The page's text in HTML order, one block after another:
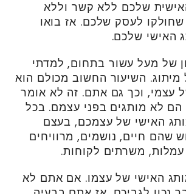
שלכם ללא קשר וללא
לעסק שלכם. אז בואו
האישי שלכם.
של מעל עשור בתחום, למדתי
השיעור החשוב מכולם הוא
עצמי, וכך גם אתם. זה לא אומר
לא מותגים בפני עצמם. בכל
האישי של עצמכם, בעצם
שהם חיים, נושמים, מרוויחים
משרתים לקוחות.
האישי של עצמו. אם אתם לא